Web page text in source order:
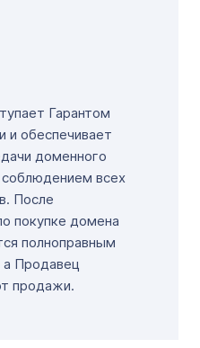
Гарантом
и обеспечивает
доменного
всех
После
покупке домена
полноправным
Продавец
продажи.